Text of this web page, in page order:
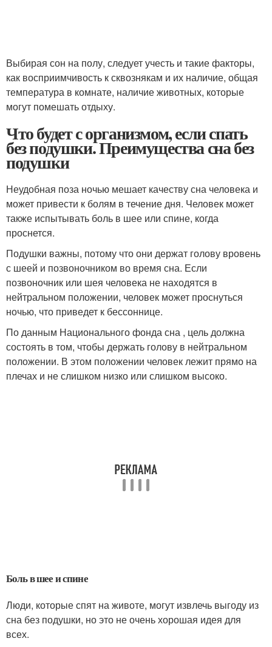
Выбирая сон на полу, следует учесть и такие факторы,
как восприимчивость к сквознякам и их наличие, общая
температура в комнате, наличие животных, которые
могут помешать отдыху.
Что будет с организмом, если спать
без подушки. Преимущества сна без
подушки
Неудобная поза ночью мешает качеству сна человека и
может привести к болям в течение дня. Человек может
также испытывать боль в шее или спине, когда
проснется.
Подушки важны, потому что они держат голову вровень
с шеей и позвоночником во время сна. Если
позвоночник или шея человека не находятся в
нейтральном положении, человек может проснуться
ночью, что приведет к бессоннице.
По данным Национального фонда сна , цель должна
состоять в том, чтобы держать голову в нейтральном
положении. В этом положении человек лежит прямо на
плечах и не слишком низко или слишком высоко.
Боль в шее и спине
Люди, которые спят на животе, могут извлечь выгоду из
сна без подушки, но это не очень хорошая идея для
всех.